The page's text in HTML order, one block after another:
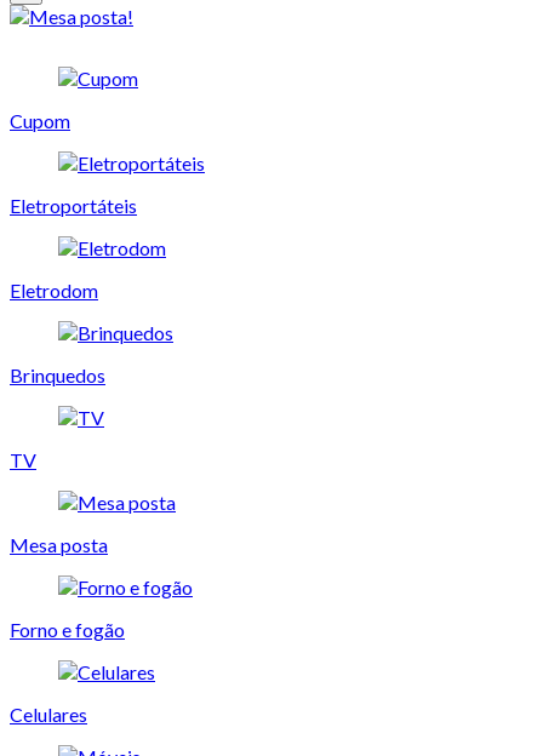
Cupom
Eletroportáteis
Eletrodom
Brinquedos
TV
Mesa posta
Forno e fogão
Celulares